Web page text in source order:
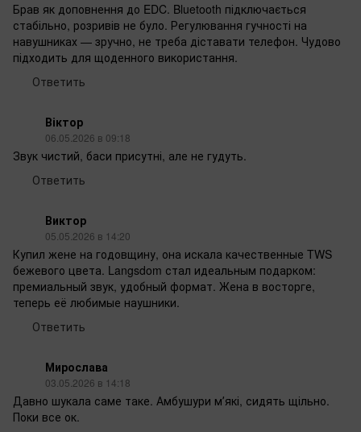
Брав як доповнення до EDC. Bluetooth підключається
стабільно, розривів не було. Регулювання гучності на
навушниках — зручно, не треба діставати телефон. Чудово
підходить для щоденного використання.
Ответить
Віктор
06.05.2026 в 09:18
Звук чистий, баси присутні, але не гудуть.
Ответить
Виктор
05.05.2026 в 14:20
Купил жене на годовщину, она искала качественные TWS
бежевого цвета. Langsdom стал идеальным подарком:
премиальный звук, удобный формат. Жена в восторге,
теперь её любимые наушники.
Ответить
Мирослава
03.05.2026 в 14:18
Давно шукала саме таке. Амбушури мʼякі, сидять щільно.
Поки все ок.